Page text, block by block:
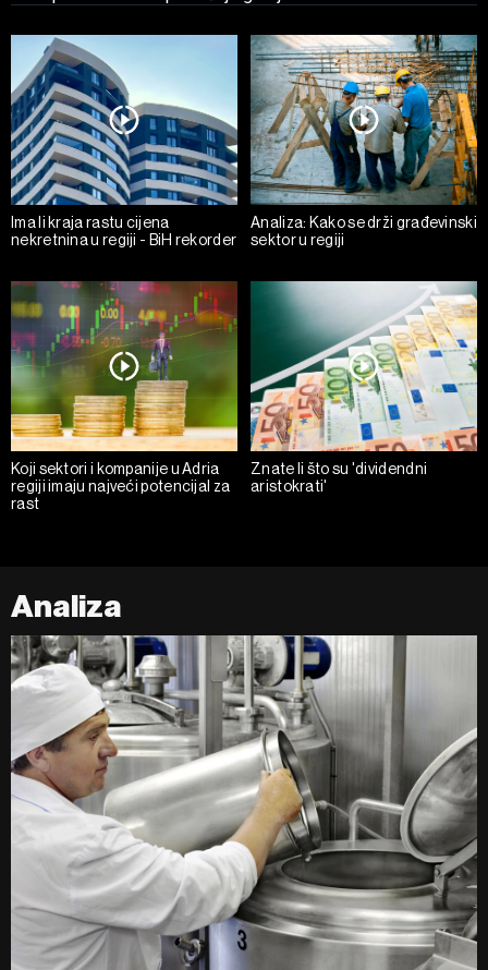
Ima li kraja rastu cijena
nekretnina u regiji - BiH rekorder
Analiza: Kako se drži građevinski
sektor u regiji
Koji sektori i kompanije u Adria
regiji imaju najveći potencijal za
rast
Znate li što su 'dividendni
aristokrati'
Analiza